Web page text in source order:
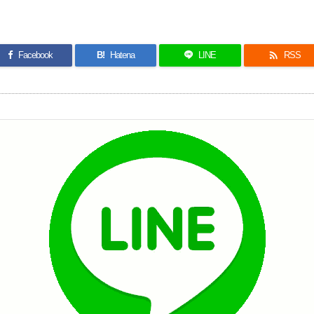
Facebook B! Hatena LINE  RSS